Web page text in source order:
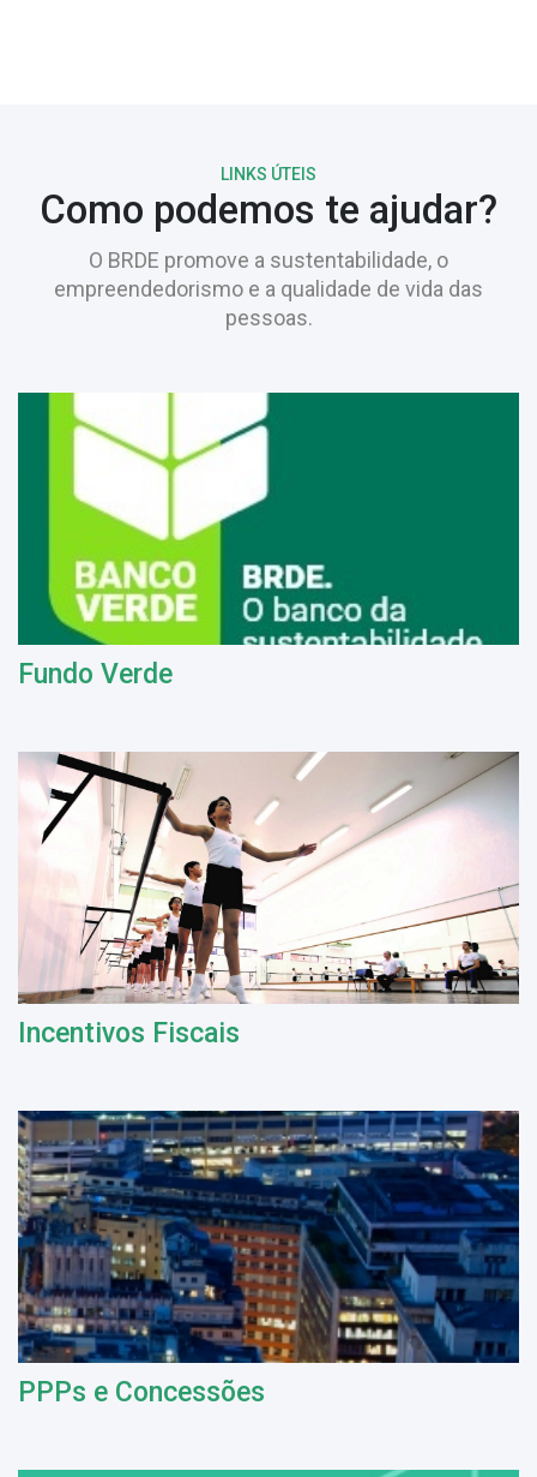
LINKS ÚTEIS
Como podemos te ajudar?
O BRDE promove a sustentabilidade, o
empreendedorismo e a qualidade de vida das
pessoas.
Fundo Verde
Incentivos Fiscais
PPPs e Concessões